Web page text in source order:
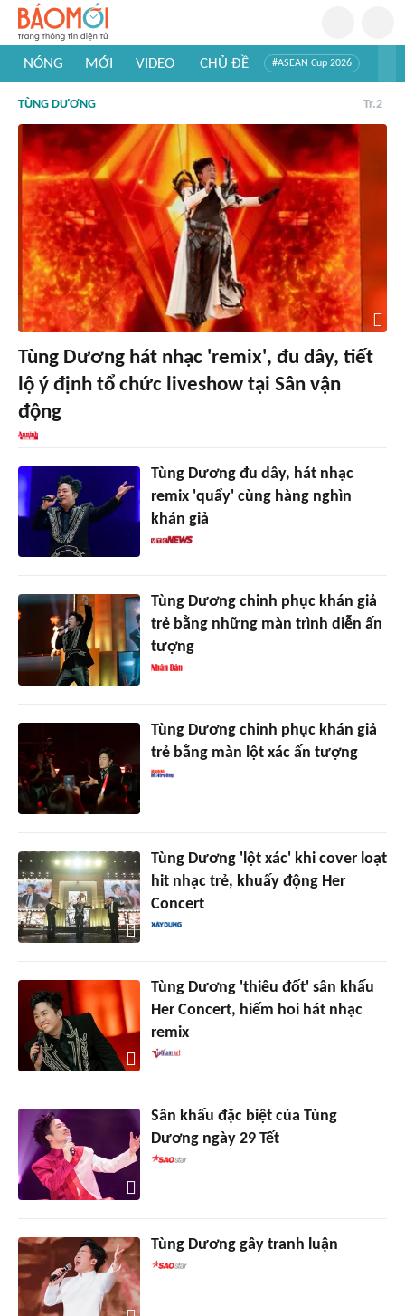
NÓNG MỚI VIDEO CHỦ ĐỀ #ASEAN Cup 2026
#Khám phá thế giới
TÙNG DƯƠNG Tr.2
Tùng Dương hát nhạc 'remix', đu dây, tiết
lộ ý định tổ chức liveshow tại Sân vận
động
Tùng Dương đu dây, hát nhạc
remix 'quẩy' cùng hàng nghìn
khán giả
Tùng Dương chinh phục khán giả
trẻ bằng những màn trình diễn ấn
tượng
Tùng Dương chinh phục khán giả
trẻ bằng màn lột xác ấn tượng
Tùng Dương 'lột xác' khi cover loạt
hit nhạc trẻ, khuấy động Her
Concert
Tùng Dương 'thiêu đốt' sân khấu
Her Concert, hiếm hoi hát nhạc
remix
Sân khấu đặc biệt của Tùng
Dương ngày 29 Tết
Tùng Dương gây tranh luận